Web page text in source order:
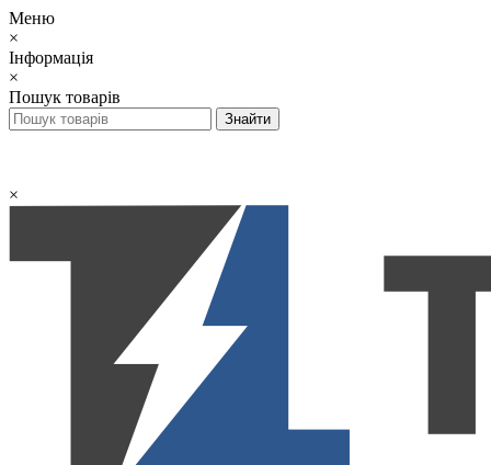
Меню
×
Інформація
×
Пошук товарів
×